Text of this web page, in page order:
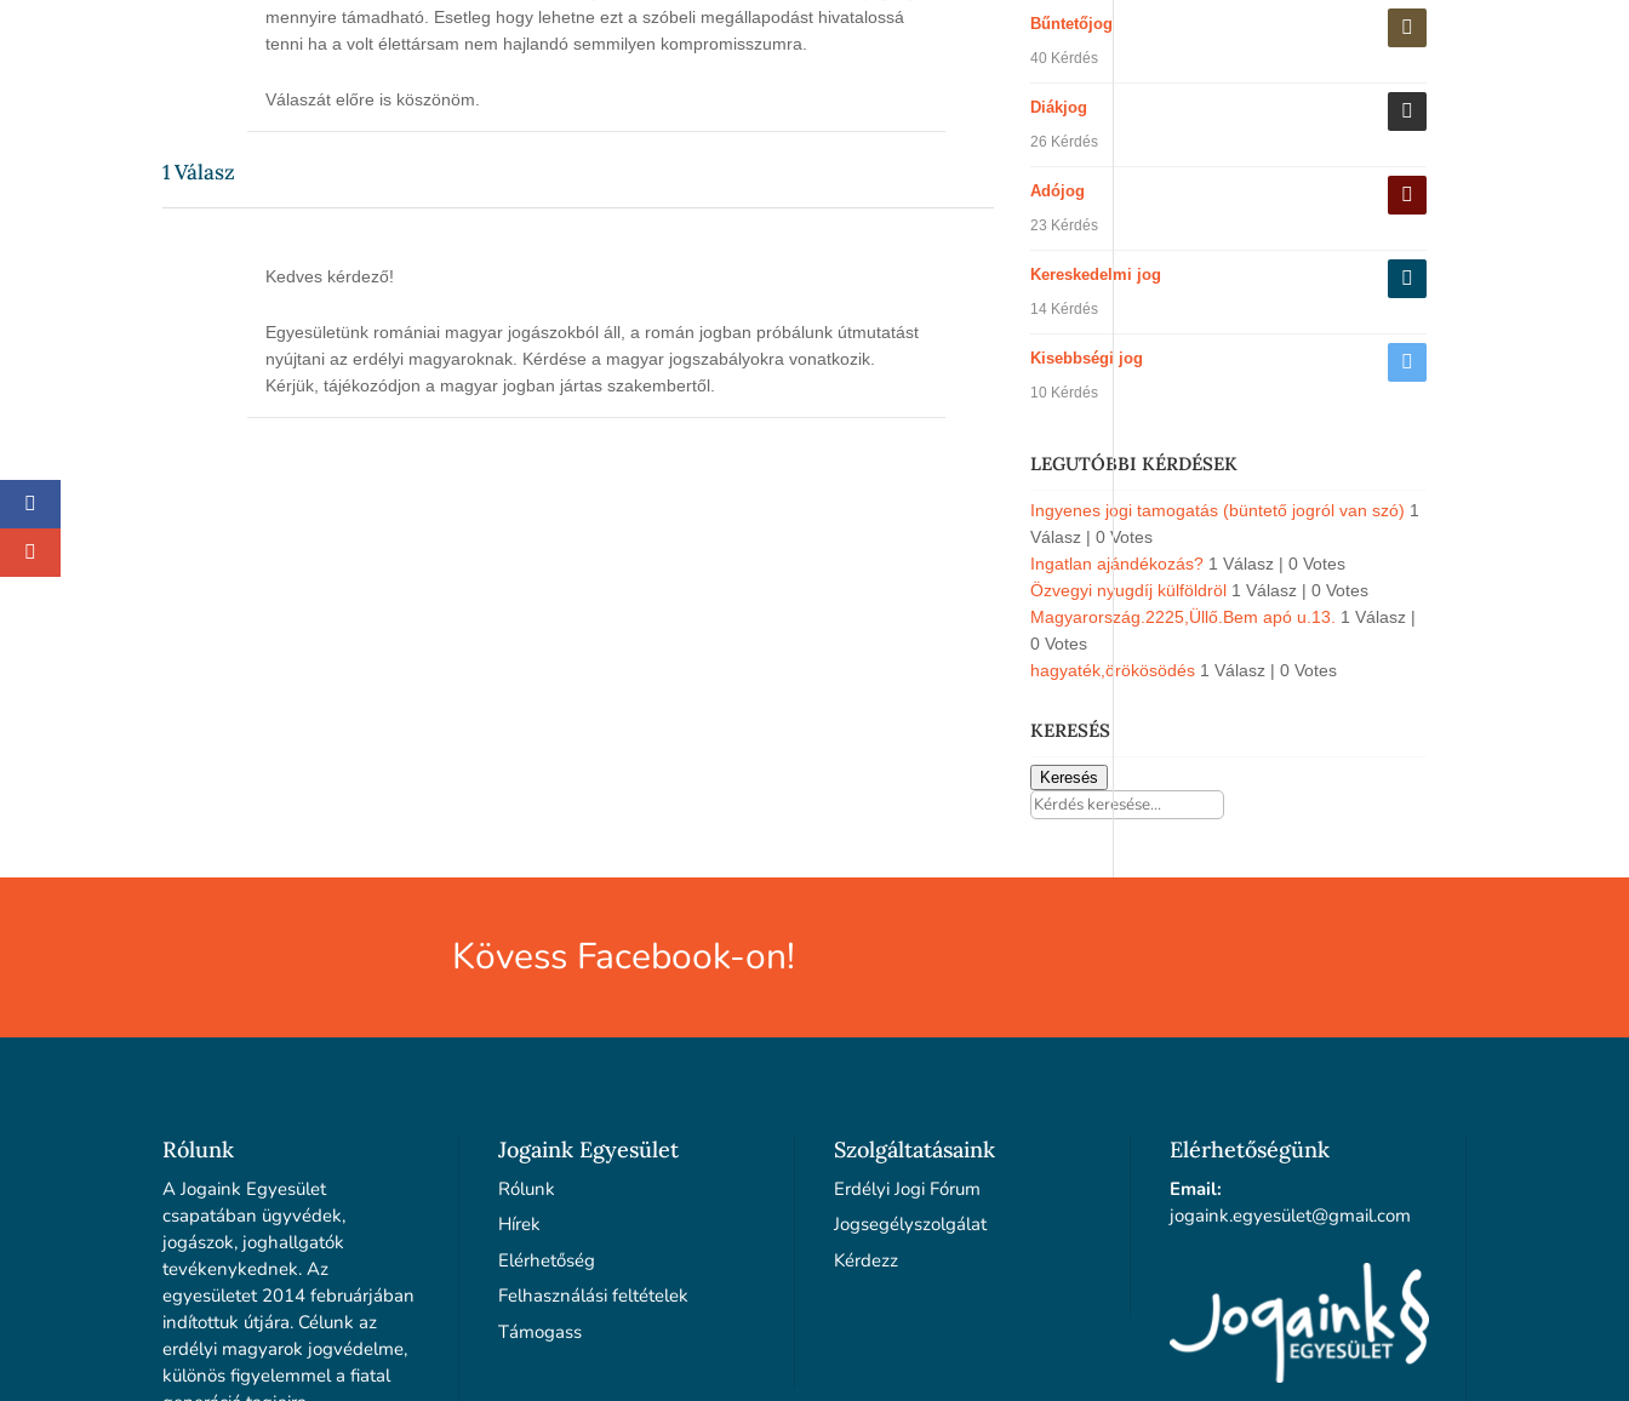
mennyire támadható. Esetleg hogy lehetne ezt a szóbeli megállapodást hivatalossá
tenni ha a volt élettársam nem hajlandó semmilyen kompromisszumra.
Válaszát előre is köszönöm.
1Válasz
Kedves kérdező!
Egyesületünk romániai magyar jogászokból áll, a román jogban próbálunk útmutatást
nyújtani az erdélyi magyaroknak. Kérdése a magyar jogszabályokra vonatkozik.
Kérjük, tájékozódjon a magyar jogban jártas szakembertől.
Bűntetőjog
40 Kérdés
Diákjog
26 Kérdés
Adójog
23 Kérdés
Kereskedelmi jog
14 Kérdés
Kisebbségi jog
10 Kérdés
LEGUTÓBBI KÉRDÉSEK
Ingyenes jogi tamogatás (büntető jogról van szó) 1
Válasz | 0 Votes
Ingatlan ajándékozás? 1 Válasz | 0 Votes
Özvegyi nyugdíj külföldröl 1 Válasz | 0 Votes
Magyarország.2225,Üllő.Bem apó u.13.
1 Válasz |
0 Votes
hagyaték,örökösödés 1 Válasz | 0 Votes
KERESÉS
Keresés
Kövess Facebook-on!
Rólunk
A Jogaink Egyesület
csapatában ügyvédek,
jogászok, joghallgatók
tevékenykednek. Az
egyesületet 2014 februárjában
indítottuk útjára. Célunk az
erdélyi magyarok jogvédelme,
különös figyelemmel a fiatal
Jogaink Egyesület
Rólunk
Hírek
Elérhetőség
Felhasználási feltételek
Támogass
Szolgáltatásaink
Erdélyi Jogi Fórum
Jogsegélyszolgálat
Kérdezz
Elérhetőségünk
Email:
jogaink.egyesület@gmail.com